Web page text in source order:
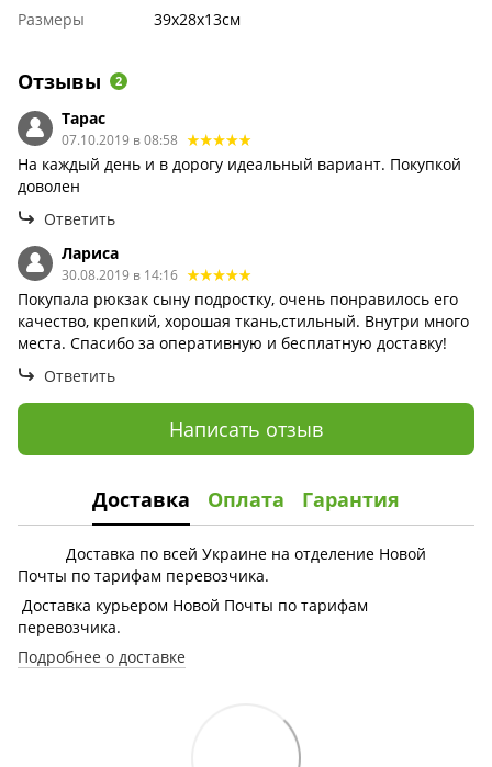
Размеры
39х28х13см
Отзывы 2
Тарас
07.10.2019 в 08:58
На каждый день и в дорогу идеальный вариант. Покупкой
доволен
Ответить
Лариса
30.08.2019 в 14:16
Покупала рюкзак сыну подростку, очень понравилось его
качество, крепкий, хорошая ткань,стильный. Внутри много
места. Спасибо за оперативную и бесплатную доставку!
Ответить
Написать отзыв
Доставка Оплата Гарантия
Доставка по всей Украине на отделение Новой
Почты по тарифам перевозчика.
Доставка курьером Новой Почты по тарифам
перевозчика.
Подробнее о доставке